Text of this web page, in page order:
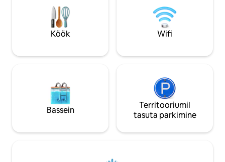
ilusaid puidust detaile, loomulikku
valgust ja toa tumendavaid varjualuseid.
Võimaluse korral saan pakkuda
paindlikke saabumis-/lahkumisaegu.
Sukeldu kohta,
pakkuda sulle
mugavust, mida
Köök Wifi
Bassein
Territooriumil
tasuta parkimine